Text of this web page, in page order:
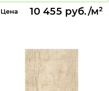
Цена 10 455 руб./м²